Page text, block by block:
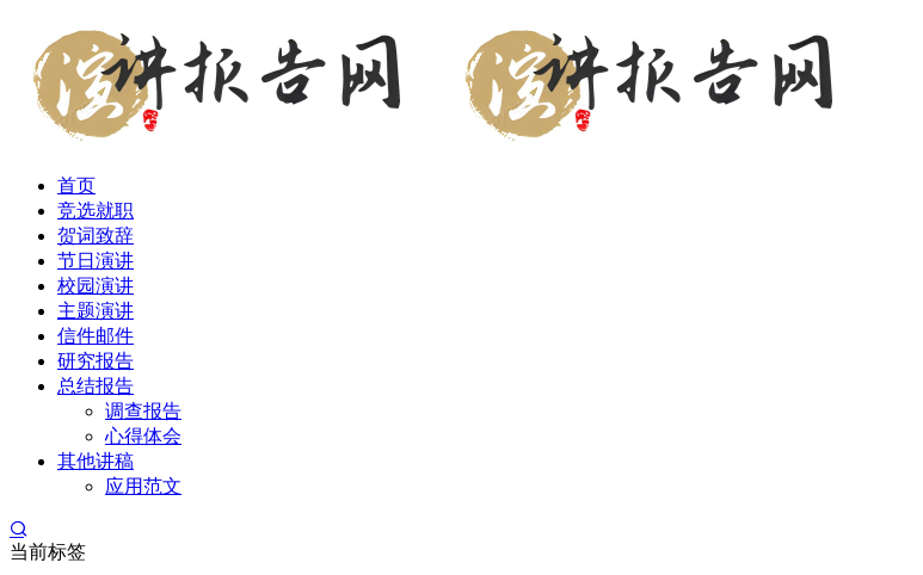
首页
竞选就职
贺词致辞
节日演讲
校园演讲
主题演讲
信件邮件
研究报告
总结报告
调查报告
心得体会
其他讲稿
应用范文
当前标签